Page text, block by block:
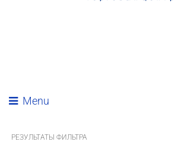
Menu
РЕЗУЛЬТАТЫ ФИЛЬТРА